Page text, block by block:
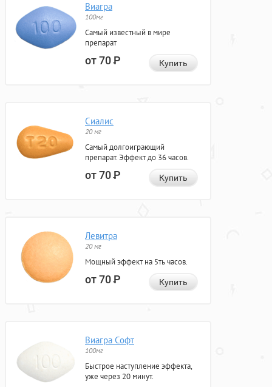
Виагра
100мг
Самый известный в мире
препарат
от 70Р Купить
Сиалис
20 мг
Самый долгоиграющий
препарат. Эффект до 36 часов.
от 70Р Купить
Левитра
20 мг
Мощный эффект на 5ть часов.
от 70Р Купить
Виагра Софт
100мг
Быстрое наступление эффекта,
уже через 20 минут.